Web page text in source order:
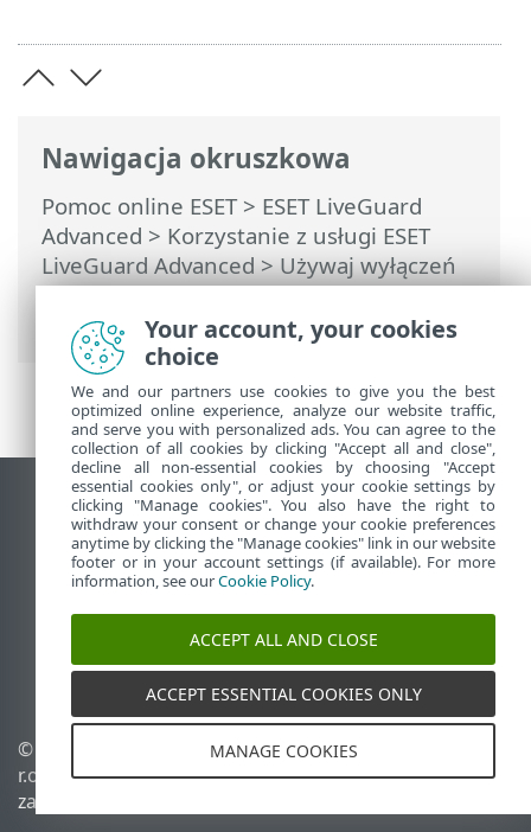
Nawigacja okruszkowa
Pomoc online ESET> ESET LiveGuard
Advanced > Korzystanie z usługi ESET
LiveGuard Advanced>Używaj wyłączeń
w celu zwiększenia wydajności>
Sprawdzanie liczby przesłanych plików
Wyświetl witrynę internetową dla
komputerów
End of Life
Baza wiedzy ESET
ESET Status Portal
Pomoc regionalna
© 1992 - 2026 ESET, spol. s
r.o. – Wszelkie prawa
zastrzeżone.
Zarządzaj plikami cookie
Polityka dotycząca plików
Your account, your cookies
choice
We and our partners use cookies to give you the best
optimized online experience, analyze our website traffic,
and serve you with personalized ads. You can agree to the
collection of all cookies by clicking "Accept all and close",
decline all non-essential cookies by choosing "Accept
essential cookies only", or adjust your cookie settings by
clicking "Manage cookies". You also have the right to
withdraw your consent or change your cookie preferences
anytime by clicking the "Manage cookies" link in our website
footer or in your account settings (if available). For more
information, see ourCookie Policy.
ACCEPT ALL AND CLOSE
ACCEPT ESSENTIAL COOKIES ONLY
MANAGE COOKIES